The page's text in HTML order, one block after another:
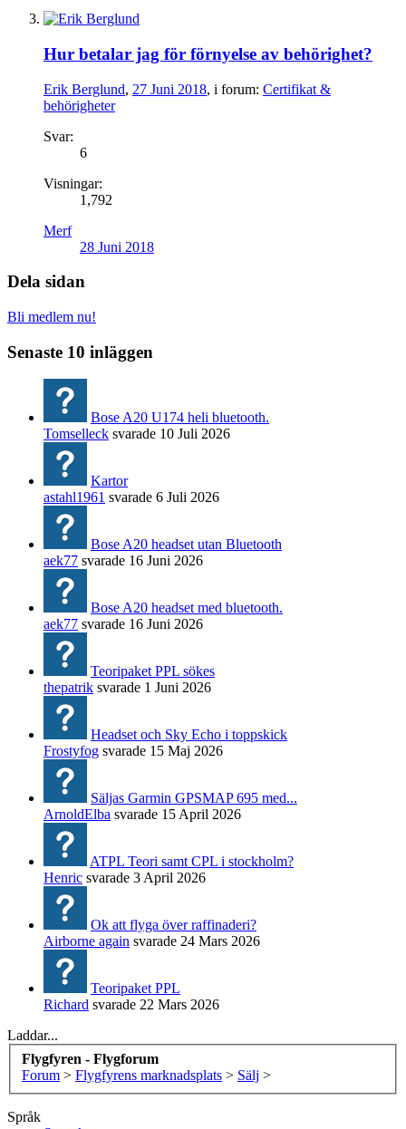
Hur betalar jag för förnyelse av behörighet?
Erik Berglund, 27 Juni 2018, i forum: Certifikat &
behörigheter
Svar:
6
Visningar:
1,792
Merf
28 Juni 2018
Dela sidan
Bli medlem nu!
Senaste 10 inläggen
Bose A20 U174 heli bluetooth.
Tomselleck svarade 10 Juli 2026
Kartor
astahl1961 svarade 6 Juli 2026
Bose A20 headset utan Bluetooth
aek77 svarade 16 Juni 2026
Bose A20 headset med bluetooth.
aek77 svarade 16 Juni 2026
Teoripaket PPL sökes
thepatrik svarade 1 Juni 2026
Headset och Sky Echo i toppskick
Frostyfog svarade 15 Maj 2026
Säljas Garmin GPSMAP 695 med...
ArnoldElba svarade 15 April 2026
ATPL Teori samt CPL i stockholm?
Henric svarade 3 April 2026
Ok att flyga över raffinaderi?
Airborne again svarade 24 Mars 2026
Teoripaket PPL
Richard svarade 22 Mars 2026
Laddar...
Flygfyren - Flygforum
Forum > Flygfyrens marknadsplats > Sälj >
Språk